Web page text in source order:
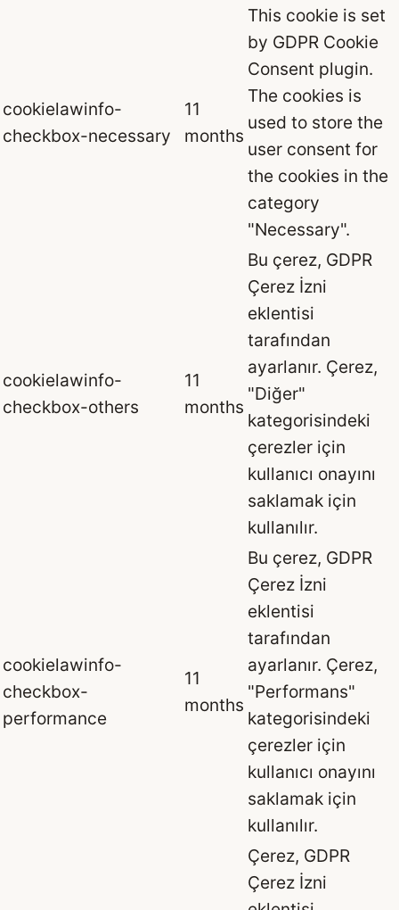
cookielawinfo-
checkbox-necessary
11
months
This cookie is set
by GDPR Cookie
Consent plugin.
The cookies is
used to store the
user consent for
the cookies in the
category
"Necessary".
cookielawinfo-
checkbox-others
11
months
Bu çerez, GDPR
Çerez İzni
eklentisi
tarafından
ayarlanır. Çerez,
"Diğer"
kategorisindeki
çerezler için
kullanıcı onayını
saklamak için
kullanılır.
cookielawinfo-
checkbox-
performance
11
months
Bu çerez, GDPR
Çerez İzni
eklentisi
tarafından
ayarlanır. Çerez,
"Performans"
kategorisindeki
çerezler için
kullanıcı onayını
saklamak için
kullanılır.
Çerez, GDPR
Çerez İzni